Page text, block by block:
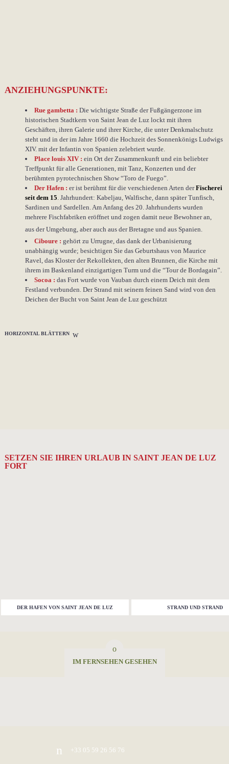
ANZIEHUNGSPUNKTE:
Rue gambetta : Die wichtigste Straße der Fußgängerzone im
historischen Stadtkern von Saint Jean de Luz lockt mit ihren
Geschäften, ihren Galerie und ihrer Kirche, die unter Denkmalschutz
steht und in der im Jahre 1660 die Hochzeit des Sonnenkönigs Ludwigs
XIV. mit der Infantin von Spanien zelebriert wurde.
Place louis XIV : ein Ort der Zusammenkunft und ein beliebter
Treffpunkt für alle Generationen, mit Tanz, Konzerten und der
berühmten pyrotechnischen Show “Toro de Fuego”.
Der Hafen : er ist berühmt für die verschiedenen Arten derFischerei
seit dem 15 . Jahrhundert: Kabeljau, Walfische, dann später Tunfisch,
Sardinen und Sardellen. Am Anfang des 20. Jahrhunderts wurden
mehrere Fischfabriken eröffnet und zogen damit neue Bewohner an,
aus der Umgebung, aber auch aus der Bretagne und aus Spanien.
Ciboure : gehört zu Urrugne, das dank der Urbanisierung
unabhängig wurde; besichtigen Sie das Geburtshaus von Maurice
Ravel, das Kloster der Rekollekten, den alten Brunnen, die Kirche mit
ihrem im Baskenland einzigartigen Turm und die “Tour de Bordagain”.
Socoa : das Fort wurde von Vauban durch einem Deich mit dem
Festland verbunden. Der Strand mit seinem feinen Sand wird von den
Deichen der Bucht von Saint Jean de Luz geschützt
HORIZONTAL BLÄTTERN
SETZEN SIE IHREN URLAUB IN SAINT JEAN DE LUZ
FORT
DER HAFEN VON SAINT JEAN DE LUZ STRAND UND STRAND
IM FERNSEHEN GESEHEN
+33 05 59 26 56 76